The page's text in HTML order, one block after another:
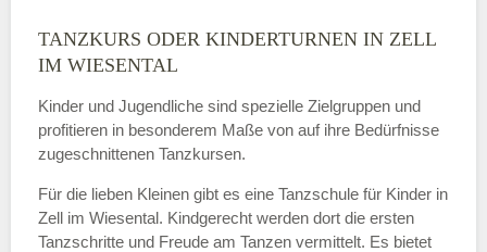
Name
E-Mail*
TANZKURS ODER KINDERTURNEN IN ZELL
IM WIESENTAL
Kinder und Jugendliche sind spezielle Zielgruppen und
profitieren in besonderem Maße von auf ihre Bedürfnisse
zugeschnittenen Tanzkursen.
Für die lieben Kleinen gibt es eine Tanzschule für Kinder in
Zell im Wiesental. Kindgerecht werden dort die ersten
Tanzschritte und Freude am Tanzen vermittelt. Es bietet